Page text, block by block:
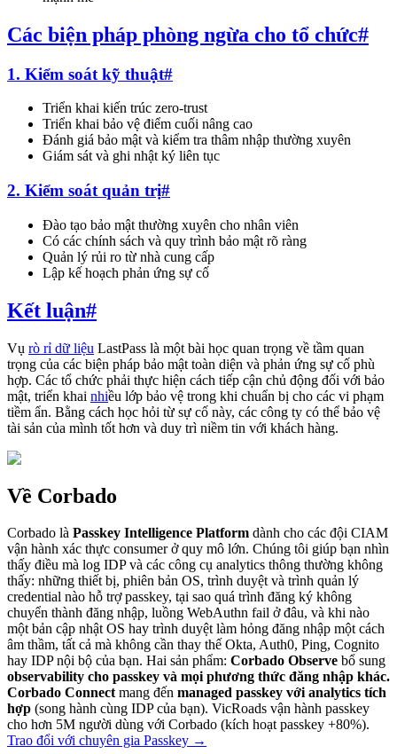
Các biện pháp phòng ngừa cho tổ chức#
1. Kiểm soát kỹ thuật#
Triển khai kiến trúc zero-trust
Triển khai bảo vệ điểm cuối nâng cao
Đánh giá bảo mật và kiểm tra thâm nhập thường xuyên
Giám sát và ghi nhật ký liên tục
2. Kiểm soát quản trị#
Đào tạo bảo mật thường xuyên cho nhân viên
Có các chính sách và quy trình bảo mật rõ ràng
Quản lý rủi ro từ nhà cung cấp
Lập kế hoạch phản ứng sự cố
Kết luận#
Vụ rò rỉ dữ liệu LastPass là một bài học quan trọng về tầm quan
trọng của các biện pháp bảo mật toàn diện và phản ứng sự cố phù
hợp. Các tổ chức phải thực hiện cách tiếp cận chủ động đối với bảo
mật, triển khai nhiều lớp bảo vệ trong khi chuẩn bị cho các vi phạm
tiềm ẩn. Bằng cách học hỏi từ sự cố này, các công ty có thể bảo vệ
tài sản của mình tốt hơn và duy trì niềm tin với khách hàng.
Về Corbado
Corbado là Passkey Intelligence Platform dành cho các đội CIAM
vận hành xác thực consumer ở quy mô lớn. Chúng tôi giúp bạn nhìn
thấy điều mà log IDP và các công cụ analytics thông thường không
thấy: những thiết bị, phiên bản OS, trình duyệt và trình quản lý
credential nào hỗ trợ passkey, tại sao quá trình đăng ký không
chuyển thành đăng nhập, luồng WebAuthn fail ở đâu, và khi nào
một bản cập nhật OS hay trình duyệt làm hỏng đăng nhập một cách
âm thầm, tất cả mà không cần thay thế Okta, Auth0, Ping, Cognito
hay IDP nội bộ của bạn. Hai sản phẩm: Corbado Observe bổ sung
observability cho passkey và mọi phương thức đăng nhập khác.
Corbado Connectmang đến managed passkey với analytics tích
hợp (song hành cùng IDP của bạn). VicRoads vận hành passkey
cho hơn 5M người dùng với Corbado (kích hoạt passkey +80%).
Trao đổi với chuyên gia Passkey →